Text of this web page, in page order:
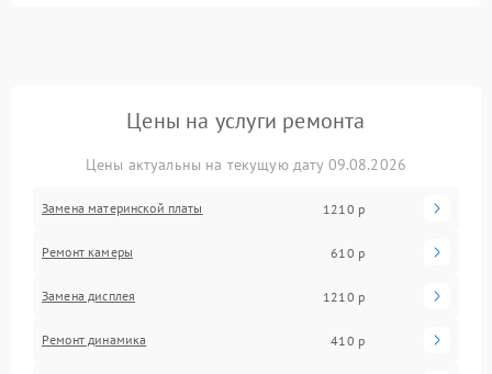
Цены на услуги ремонта
Цены актуальны на текущую дату 09.08.2026
Замена материнской платы 1210 р
Ремонт камеры 610 р
Замена дисплея 1210 р
Ремонт динамика 410 р